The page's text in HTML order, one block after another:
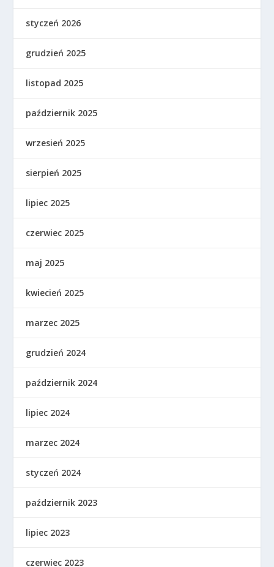
styczeń 2026
grudzień 2025
listopad 2025
październik 2025
wrzesień 2025
sierpień 2025
lipiec 2025
czerwiec 2025
maj 2025
kwiecień 2025
marzec 2025
grudzień 2024
październik 2024
lipiec 2024
marzec 2024
styczeń 2024
październik 2023
lipiec 2023
czerwiec 2023